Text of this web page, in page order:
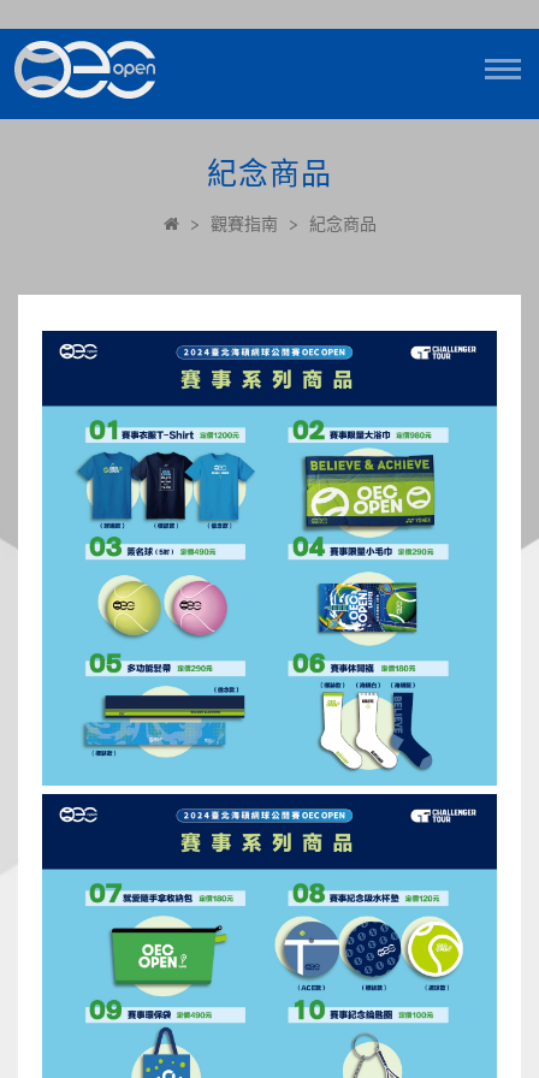
紀念商品
> 觀賽指南 > 紀念商品